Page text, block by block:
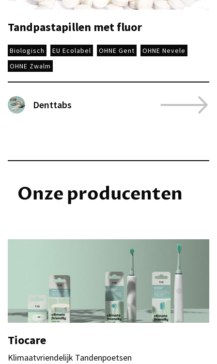
Tandpastapillen met fluor
Biologisch EU Ecolabel OHNE Gent
OHNE Nevele
OHNE Zwalm
Denttabs
Onze producenten
Tiocare
Klimaatvriendelijk Tandenpoetsen